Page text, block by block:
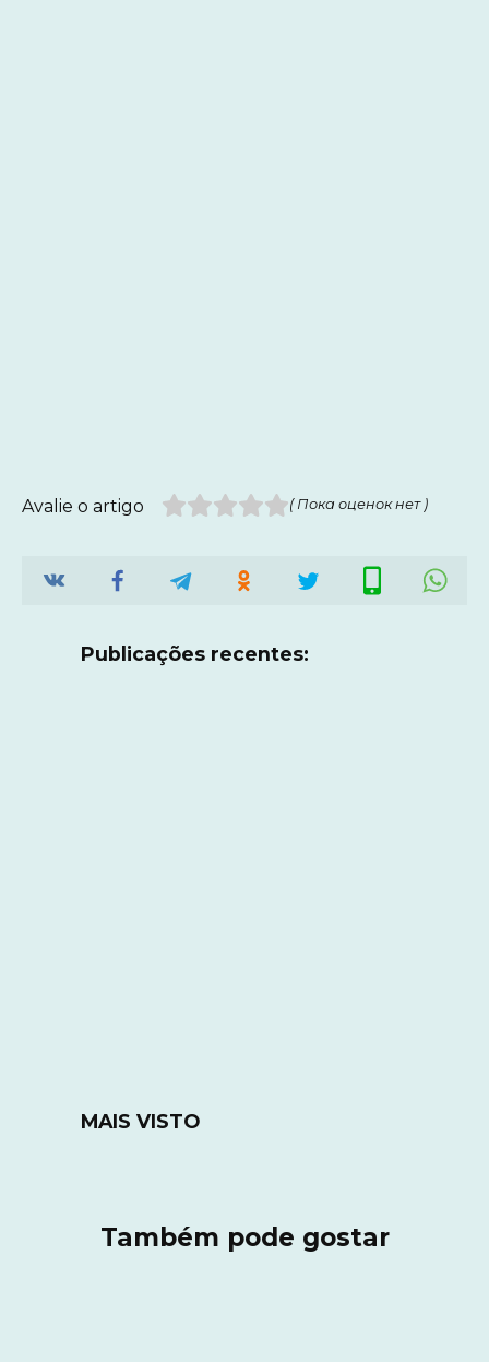
Avalie o artigo ( Пока оценок нет )
Publicações recentes:
MAIS VISTO
Também pode gostar